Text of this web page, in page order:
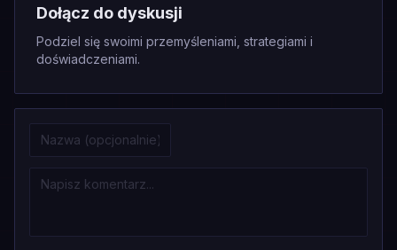
Dołącz do dyskusji
Podziel się swoimi przemyśleniami, strategiami i
doświadczeniami.